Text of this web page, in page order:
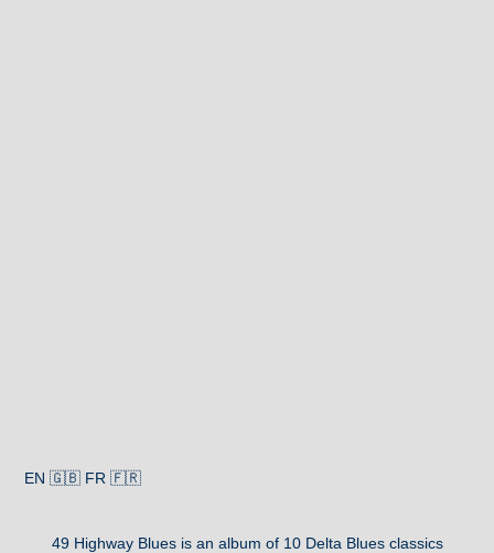
EN 🇬🇧 FR 🇫🇷
49 Highway Blues is an album of 10 Delta Blues classics